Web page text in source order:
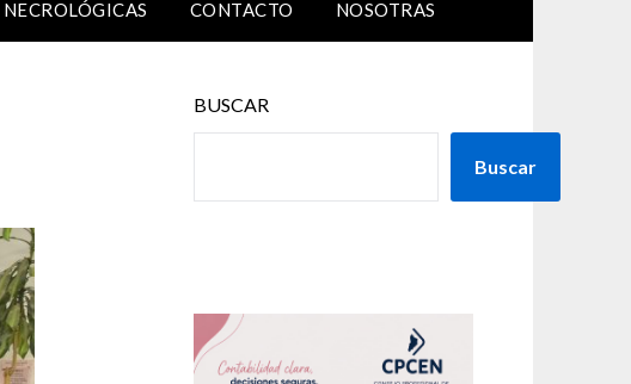
NECROLÓGICAS CONTACTO NOSOTRAS
BUSCAR
Buscar